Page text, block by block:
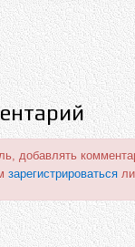
добавлять
зарегистрироваться